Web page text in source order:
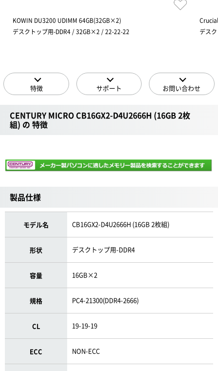
KOWIN DU3200 UDIMM 64GB(32GB×2)
デスクトップ用-DDR4 / 32GB×2 / 22-22-22
デス
特徴 サポート お問い合わせ
CENTURY MICRO CB16GX2-D4U2666H (16GB 2枚
組) の 特徴
製品仕様
モデル名 CB16GX2-D4U2666H (16GB 2枚組)
形状 デスクトップ用-DDR4
容量 16GB×2
規格 PC4-21300(DDR4-2666)
CL 19-19-19
ECC NON-ECC